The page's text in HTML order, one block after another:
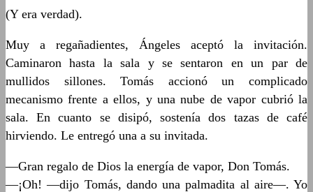
(Y era verdad).
Muy a regañadientes, Ángeles aceptó la invitación.
Caminaron hasta la sala y se sentaron en un par de
mullidos sillones. Tomás accionó un complicado
mecanismo frente a ellos, y una nube de vapor cubrió la
sala. En cuanto se disipó, sostenía dos tazas de café
hirviendo. Le entregó una a su invitada.
—Gran regalo de Dios la energía de vapor, Don Tomás.
—¡Oh! —dijo Tomás, dando una palmadita al aire—. Yo